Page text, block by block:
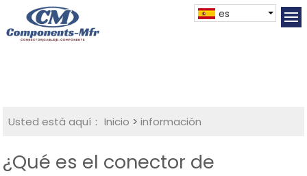
es
Usted está aquí： Inicio >información
¿Qué es el conector de